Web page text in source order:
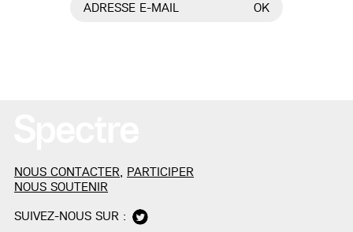
ADRESSE E-MAIL OK
NOUS CONTACTER, PARTICIPER
NOUS SOUTENIR
SUIVEZ-NOUS SUR :